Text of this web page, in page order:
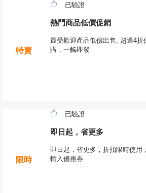
特賣
已驗證
熱門商品低價促銷
最受歡迎產品低價出售, 超過4
購，一觸即發
限時
已驗證
即日起，省更多
即日起，省更多，折扣限時使用
輸入優惠券